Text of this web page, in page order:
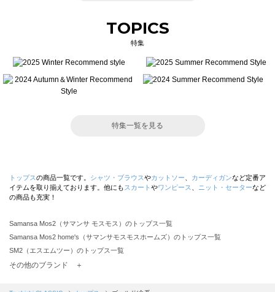
TOPICS
特集
特集一覧を見る
トップスの商品一覧です。 シャツ・ブラウスやカットソー カーディガンなど定番ア
イテムを取り揃えております。他にも スカート やワンピース ニット・セーターなど
の商品も充実！
Samansa Mos2（サマンサ モスモス）のトップス一覧
Samansa Mos2 home's（サマンサモスモスホームズ）のトップス一覧
SM2（エスエムツー）のトップス一覧
TSUHARU by Samansa Mos2（ツハルバイサマンサモスモス）のトップス一覧
Samansa Mos2 blue（サマンサモスモス ブルー）のトップス一覧
その他のブランド ＋